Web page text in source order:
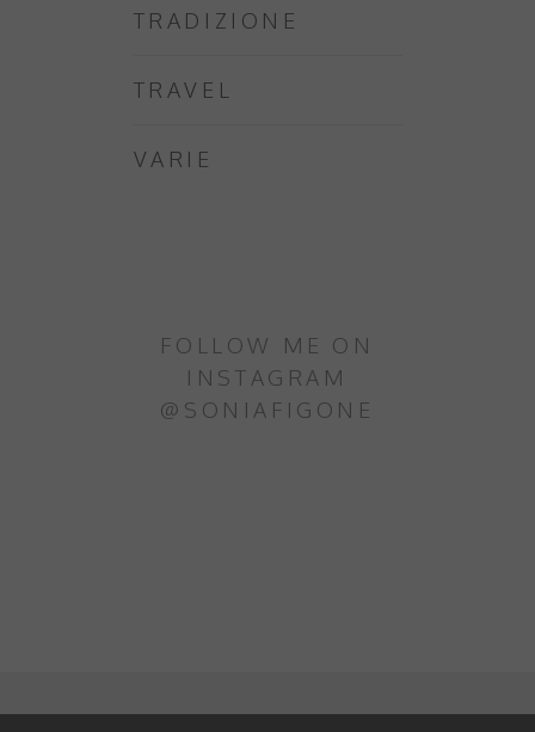
TRADIZIONE
TRAVEL
VARIE
FOLLOW ME ON
INSTAGRAM
@SONIAFIGONE